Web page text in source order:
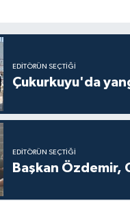
EDITÖRÜN SEÇTIĞI
Çukurkuyu'da
EDITÖRÜN SEÇTIĞI
Başkan Özdemir,